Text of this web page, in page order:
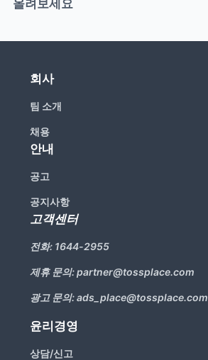
올려보세요
회사
팀 소개
채용
안내
공고
공지사항
고객센터
전화: 1644-2955
제휴 문의:partner@tossplace.com
광고 문의:ads_place@tossplace.com
윤리경영
상담/신고